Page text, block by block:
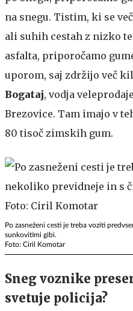
na snegu. Tistim, ki se
ali suhih cestah z nizko
asfalta, priporočamo
uporom, saj zdržijo več
Bogataj, vodja
Brezovice. Tam imajo v
80 tisoč zimskih gum.
Po zasneženi cesti je treba voziti
sunkovitimi gibi.
Foto: Ciril Komotar
Sneg voznike
svetuje policija?